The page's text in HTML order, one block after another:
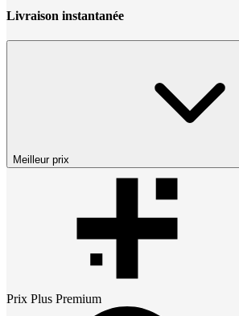
Livraison instantanée
Meilleur prix
Prix Plus Premium